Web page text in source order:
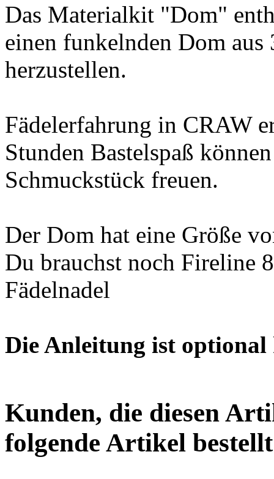
Das Materialkit "Dom"
einen funkelnden Dom
herzustellen.
Fädelerfahrung in CRAW
Stunden Bastelspaß
Schmuckstück freuen.
Der Dom hat eine Größe
Du brauchst noch Fireline
Fädelnadel
Die Anleitung ist
Kunden, die diesen
folgende Artikel